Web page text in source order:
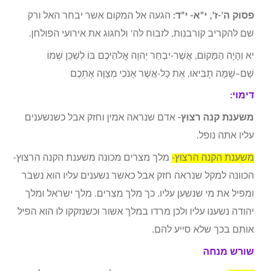
פסוק ה’-ז’, י”א- י”ד: הגעה אל המקום אשר יבחר האל ורק
שם להקריב קורבנות, לזבוח לה’ ולחגוג את אירועי הפולחן.
יא וְהָיָה הַמָּקוֹם, אֲשֶׁר-יִבְחַר יְהוָה אֱלֹהֵיכֶם בּוֹ לְשַׁכֵּן שְׁמוֹ
שָׁם–שָׁמָּה תָבִיאוּ, אֵת כָּל-אֲשֶׁר אָנֹכִי מְצַוֶּה אֶתְכֶם
דימוי:
משענת קנה רצוץ- אדם שנראה אמין וחזק אבל כשנשענים
עליו אתה נופל.
משענת הקנה הרצוץ- מלך מצרים מכונה משענת הקנה הרצוץ-
הכוונה למקל שנראה חזק אבל כאשר נשענים עליו הוא נשבר
ומפיל את מי שנשען עליו. כך מלך מצרים. מלך ישראל ומלך
יהודה נשענו עליו ולכן מרדו במלך אשור וכשנזקקו לו הוא הפיל
אותם בכך שלא סייע להם.
שורש מנחה